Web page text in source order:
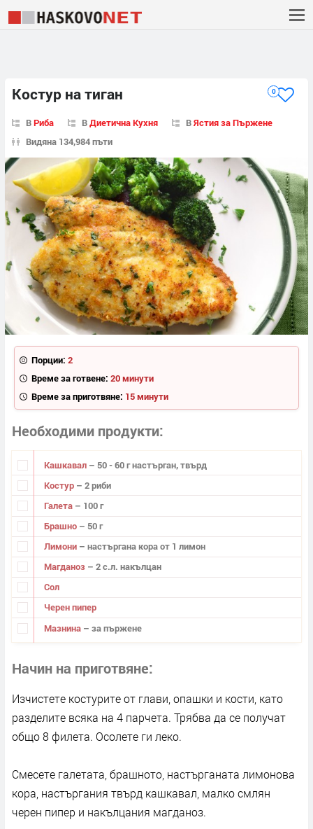
Костур на тиган 0
ВРиба ВДиетична Кухня ВЯстия за Пържене
Видяна 134,984 пъти
Порции: 2
Време за готвене: 20 минути
Време за приготвяне: 15 минути
Необходими продукти
Кашкавал – 50 - 60 г настърган, твърд
Костур – 2 риби
Галета – 100 г
Брашно – 50 г
Лимони – настъргана кора от 1 лимон
Магданоз – 2 с.л. накълцан
Сол
Черен пипер
Мазнина – за пържене
Начин на приготвяне
Изчистете костурите от глави, опашки и кости, като
разделите всяка на 4 парчета. Трябва да се получат
общо 8 филета. Осолете ги леко.
Смесете галетата, брашното, настърганата лимонова
кора, настъргания твърд кашкавал, малко смлян
черен пипер и накълцания магданоз.